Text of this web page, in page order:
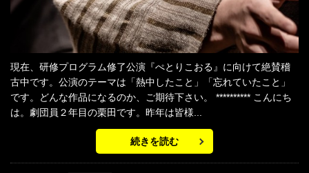
現在、研修プログラム修了公演『ぺとりこおる』に向けて絶賛稽
古中です。公演のテーマは「熱中したこと」「忘れていたこと」
です。どんな作品になるのか、ご期待下さい。 ********** こんにち
は。劇団員２年目の栗田です。昨年は皆様...
続きを読む